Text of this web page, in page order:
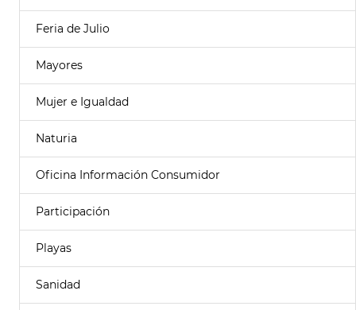
Feria de Julio
Mayores
Mujer e Igualdad
Naturia
Oficina Información Consumidor
Participación
Playas
Sanidad